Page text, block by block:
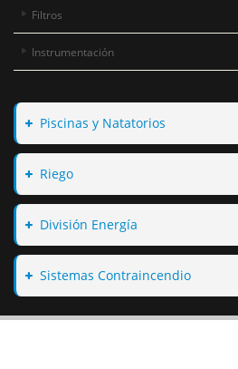
Filtros
Instrumentación
Piscinas y Natatorios
Riego
División Energía
Sistemas Contraincendio